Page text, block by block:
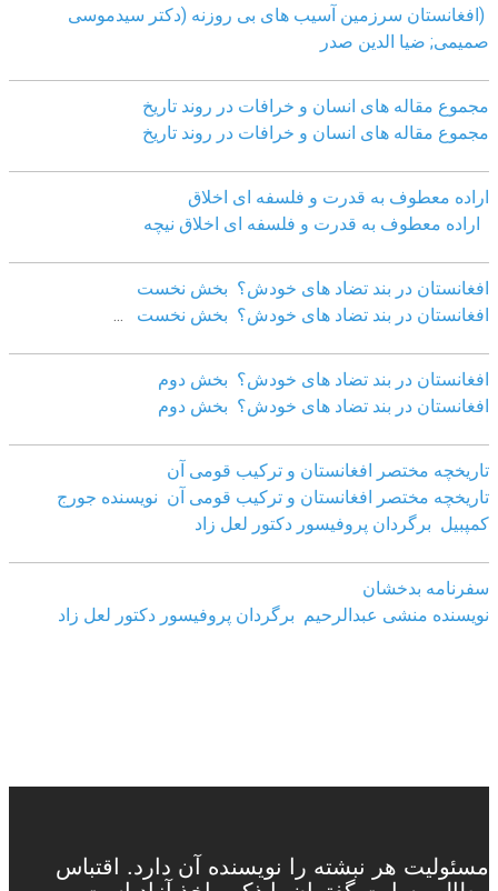
(افغانستان سرزمین آسیب های بی روزنه (دکتر سیدموسی
صمیمی; ضیا الدین صدر
مجموع مقاله های انسان و خرافات در روند تاریخ
مجموع مقاله های انسان و خرافات در روند تاریخ
اراده معطوف به قدرت و فلسفه ای اخلاق
اراده معطوف به قدرت و فلسفه ای اخلاق نیچه
افغانستان در بند تضاد های خودش؟ بخش نخست
افغانستان در بند تضاد های خودش؟ بخش نخست
افغانستان در بند تضاد های خودش؟ بخش دوم
افغانستان در بند تضاد های خودش؟ بخش دوم
تاریخچه مختصر افغانستان و ترکیب قومی آن
تاریخچه مختصر افغانستان و ترکیب قومی آن نویسنده جورج
کمپبیل برگردان پروفیسور دکتور لعل زاد
سفرنامه بدخشان
نویسنده منشی عبدالرحیم برگردان پروفیسور دکتور لعل زاد
مسئولیت هر نبشته را نویسنده آن دارد. اقتباس